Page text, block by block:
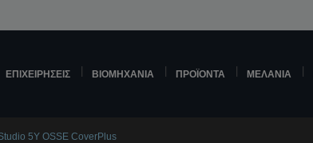
ΕΠΙΧΕΙΡΉΣΕΙΣ ΒΙΟΜΗΧΑΝΊΑ ΠΡΟΪΌΝΤΑ ΜΕΛΆΝΙΑ
5Y OSSE CoverPlus